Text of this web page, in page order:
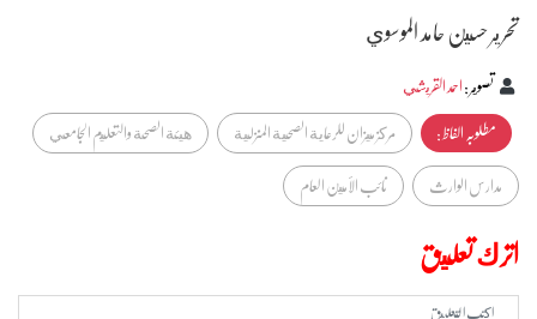
تحرير حسين حامد الموسوي
تصوير:احمد القريشي
مطلوبہ الفاظ :
مركز ميزان للرعاية الصحية المنزلية
هيئة الصحة والتعليم الجامعي
مدارس الوارث
نائب الأمين العام
اترك تعليق